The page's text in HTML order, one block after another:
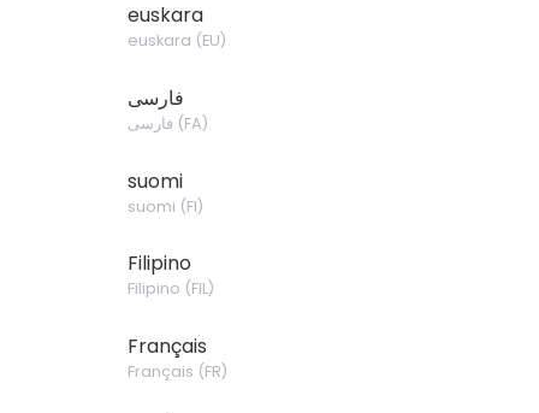
euskara
euskara (EU)
فارسی
فارسی (FA)
suomi
suomi (FI)
Filipino
Filipino (FIL)
Français
Français (FR)